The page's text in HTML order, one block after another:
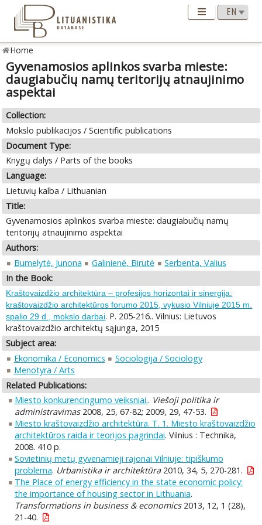
Home
Gyvenamosios aplinkos svarba mieste:
daugiabučių namų teritorijų atnaujinimo
aspektai
Collection:
Mokslo publikacijos / Scientific publications
Document Type:
Knygų dalys / Parts of the books
Language:
Lietuvių kalba / Lithuanian
Title:
Gyvenamosios aplinkos svarba mieste: daugiabučių namų
teritorijų atnaujinimo aspektai
Authors:
Bumelytė, Junona
Galinienė, Birutė
Serbenta, Valius
In the Book:
Kraštovaizdžio architektūra – profesijos horizontai ir sinergija:
kraštovaizdžio architektūros forumo 2015, vykusio Vilniuje 2015 m.
spalio 29 d., mokslo darbai. P. 205-216.. Vilnius: Lietuvos
kraštovaizdžio architektų sąjunga, 2015
Subject area:
Ekonomika / Economics
Sociologija / Sociology
Menotyra / Arts
Related Publications:
Miesto konkurencingumo veiksniai.. Viešoji politika ir
administravimas2008, 25, 67-82; 2009, 29, 47-53.
Miesto kraštovaizdžio architektūra. T. 1. Miesto kraštovaizdžio
architektūros raida ir teorijos pagrindai. Vilnius : Technika,
2008. 410 p.
Sovietinių metų gyvenamieji rajonai Vilniuje: tipiškumo
problema. Urbanistika ir architektūra2010, 34, 5, 270-281.
The Place of energy efficiency in the state economic policy:
the importance of housing sector in Lithuania.
Transformations in business & economics2013, 12, 1 (28),
21-40.